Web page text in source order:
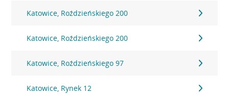
Katowice, Roździeńskiego 200
Katowice, Roździeńskiego 200
Katowice, Roździeńskiego 97
Katowice, Rynek 12